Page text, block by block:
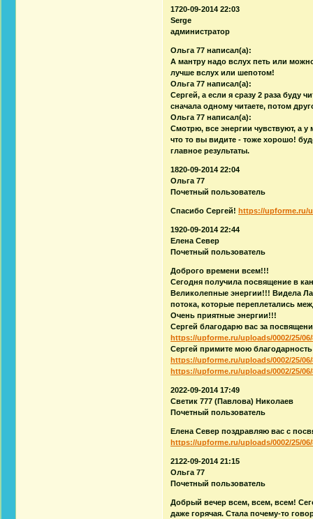
1720-09-2014 22:03
Serge
администратор
Ольга 77 написал(а):
А мантру надо вслух петь или
лучше вслух или шепотом!
Ольга 77 написал(а):
Сергей, а если я сразу 2 раза буду
сначала одному читаете, потом
Ольга 77 написал(а):
Смотрю, все энергии чувствуют, а у
что то вы видите - тоже хорошо!
главное результаты.
1820-09-2014 22:04
Ольга 77
Почетный пользователь
Спасибо Сергей!https://upforme.ru/
1920-09-2014 22:44
Елена Север
Почетный пользователь
Доброго времени всем!!!
Сегодня получила посвящение в
Великолепные энергии!!! Видела
потока, которые переплетались
Очень приятные энергии!!!
Сергей благодарю вас за
https://upforme.ru/uploads/0002/25/
Сергей примите мою
https://upforme.ru/uploads/0002/25/
https://upforme.ru/uploads/0002/25/
2022-09-2014 17:49
Светик 777 (Павлова) Николаев
Почетный пользователь
Елена Север поздравляю вас с
https://upforme.ru/uploads/0002/25/
2122-09-2014 21:15
Ольга 77
Почетный пользователь
Добрый вечер всем, всем, всем!
даже горячая. Стала почему-то